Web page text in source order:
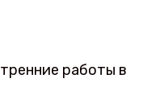
работы в